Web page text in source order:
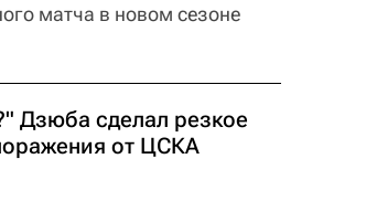
матча в новом сезоне
Дзюба сделал резкое
от ЦСКА